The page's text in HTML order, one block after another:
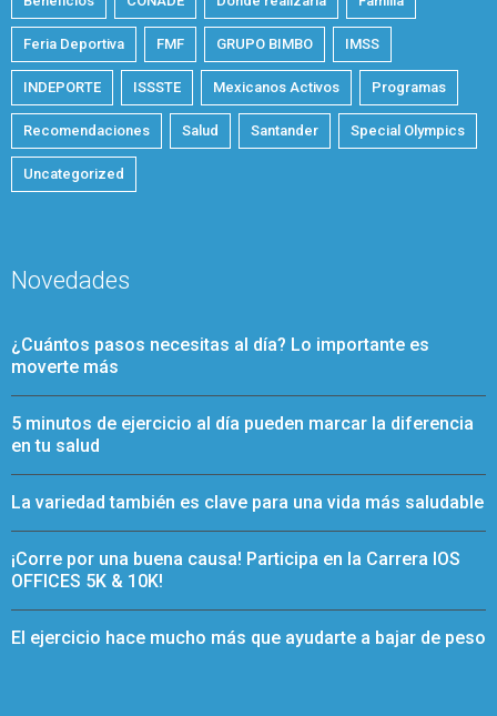
Feria Deportiva FMF GRUPO BIMBO IMSS
INDEPORTE ISSSTE Mexicanos Activos Programas
Recomendaciones Salud Santander Special Olympics
Uncategorized
Novedades
¿Cuántos pasos necesitas al día? Lo importante es
moverte más
5 minutos de ejercicio al día pueden marcar la diferencia
en tu salud
La variedad también es clave para una vida más saludable
¡Corre por una buena causa! Participa en la Carrera IOS
OFFICES 5K & 10K!
El ejercicio hace mucho más que ayudarte a bajar de peso